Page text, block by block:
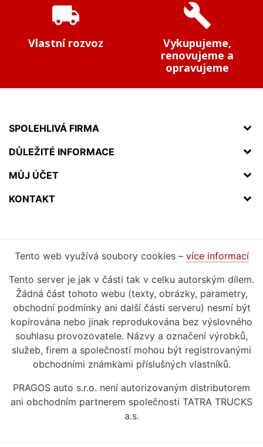
local_shipping
Vlastní rozvoz
build
Vykupujeme,
renovujeme a
opravujeme
SPOLEHLIVÁ FIRMA
DŮLEŽITÉ INFORMACE
MŮJ ÚČET
KONTAKT
Tento web využívá soubory cookies – více informací
Tento server je jak v části tak v celku autorským dílem.
Žádná část tohoto webu (texty, obrázky, parametry,
obchodní podmínky ani další části serveru) nesmí být
kopírována nebo jinak reprodukována bez výslovného
souhlasu provozovatele. Názvy a označení výrobků,
služeb, firem a společností mohou být registrovanými
obchodními známkami příslušných vlastníků.
PRAGOS auto s.r.o. není autorizovaným distributorem
ani obchodním partnerem společnosti TATRA TRUCKS
a.s.